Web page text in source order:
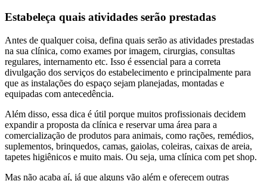
Estabeleça quais atividades serão prestadas
Antes de qualquer coisa, defina quais serão as atividades prestadas
na sua clínica, como exames por imagem, cirurgias, consultas
regulares, internamento etc. Isso é essencial para a correta
divulgação dos serviços do estabelecimento e principalmente para
que as instalações do espaço sejam planejadas, montadas e
equipadas com antecedência.
Além disso, essa dica é útil porque muitos profissionais decidem
expandir a proposta da clínica e reservar uma área para a
comercialização de produtos para animais, como rações, remédios,
suplementos, brinquedos, camas, gaiolas, coleiras, caixas de areia,
tapetes higiênicos e muito mais. Ou seja, uma clínica com pet shop.
Mas não acaba aí, já que alguns vão além e oferecem outras